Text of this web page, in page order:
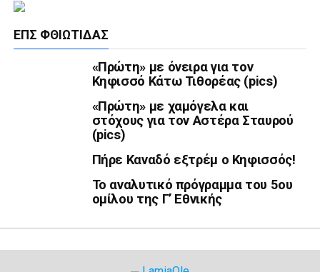
ΕΠΣ ΦΘΙΏΤΙΔΑΣ
«Πρώτη» με όνειρα για τον
Κηφισσό Κάτω Τιθορέας (pics)
«Πρώτη» με χαμόγελα και
στόχους για τον Αστέρα Σταυρού
(pics)
Πήρε Καναδό εξτρέμ ο Κηφισσός!
Το αναλυτικό πρόγραμμα του 5ου
ομίλου της Γ’ Εθνικής